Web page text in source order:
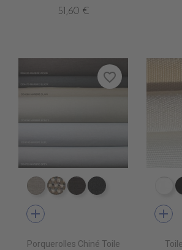
51,60 €
DD4080 MARBRE CLAIR
DD4090 MARBRE FONCE
DD4220 MARBRE
DD4470 MARBRE
add
Porquerolles Chiné Toile
favorite_border
add